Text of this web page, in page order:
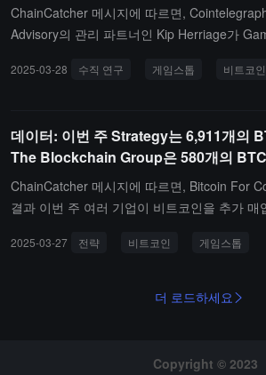
간접 접촉은 그들의 암호화폐 입장이 미묘하
할 수 있습니다.
ChainCatcher 메시지에 따르면,
Advisory의 관리 파트너인 Kip Herriage가
다.
2025-03-28 수직 연구 게임스톱 비트코인
데이터: 이번 주 Strategy는 6,911개의
The Blockchain Group은 580개의
ChainCatcher 메시지에 따르면, Bitcoin For
결과 이번 주 여러 기업이 비트코인을 추가 매
6,911개의 비트코인을 추가 매입하여 총 보유
총 보유량이 620개에 달했습니다;Metaplanet
2025-03-27 전략 비트코인 게임스톱
더 로드하세요
Copyright © 2023